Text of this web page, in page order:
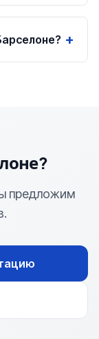
+
предложим